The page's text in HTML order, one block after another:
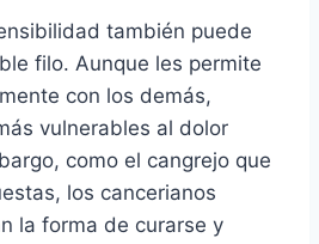
también puede
filo. Aunque les permite
con los demás,
vulnerables al dolor
como el cangrejo que
los cancerianos
la forma de curarse y